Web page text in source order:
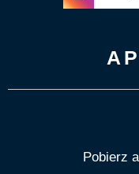
Pobierz